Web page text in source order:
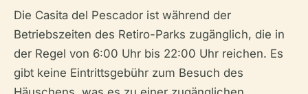
Die Casita del Pescador ist während der
Betriebszeiten des Retiro-Parks zugänglich, die in
der Regel von 6:00 Uhr bis 22:00 Uhr reichen. Es
gibt keine Eintrittsgebühr zum Besuch des